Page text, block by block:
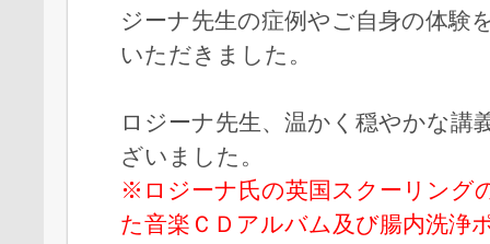
ジーナ先生の症例やご自身の体験
いただきました。
ロジーナ先生、温かく穏やかな講
ざいました。
※ロジーナ氏の英国スクーリング
た音楽ＣＤアルバム及び腸内洗浄